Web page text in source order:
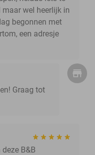
wel heerlijk in
begonnen met
een adresje
Graag tot
B&B